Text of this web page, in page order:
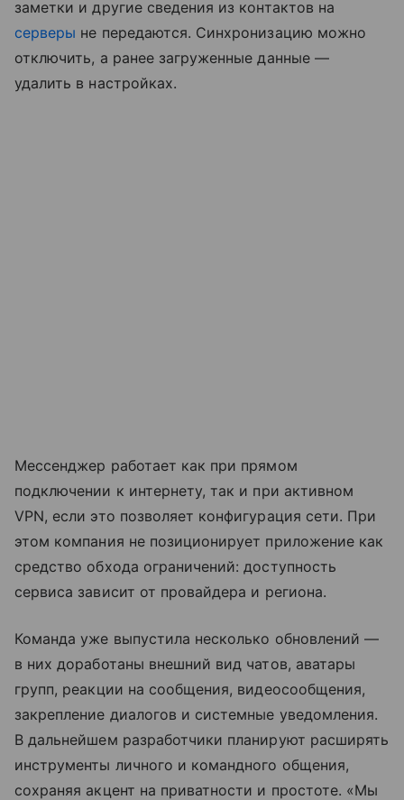
заметки и другие сведения из контактов на
серверы не передаются. Синхронизацию можно
отключить, а ранее загруженные данные —
удалить в настройках.
Мессенджер работает как при прямом
подключении к интернету, так и при активном
VPN, если это позволяет конфигурация сети. При
этом компания не позиционирует приложение как
средство обхода ограничений: доступность
сервиса зависит от провайдера и региона.
Команда уже выпустила несколько обновлений —
в них доработаны внешний вид чатов, аватары
групп, реакции на сообщения, видеосообщения,
закрепление диалогов и системные уведомления.
В дальнейшем разработчики планируют расширять
инструменты личного и командного общения,
сохраняя акцент на приватности и простоте. «Мы